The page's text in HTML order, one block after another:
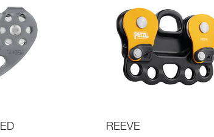
REEVE